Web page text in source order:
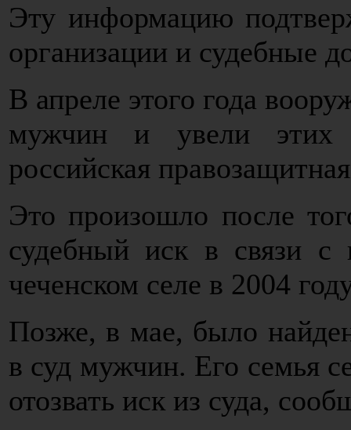
Эту информацию
организации и судебные
В апреле этого года
мужчин и увели
российская
Это произошло после
судебный иск в связи с
чеченском селе в 2004
Позже, в мае, было
в суд мужчин. Его семья
отозвать иск из суда,